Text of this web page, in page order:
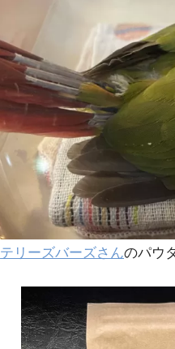
テリーズバーズさんのパウ